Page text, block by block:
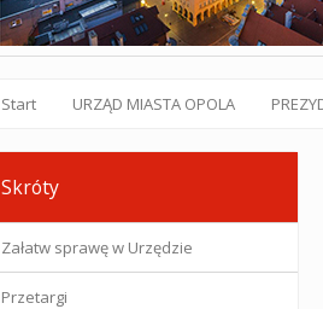
Start URZĄD MIASTA OPOLA
Skróty
Załatw sprawę w Urzędzie
Przetargi